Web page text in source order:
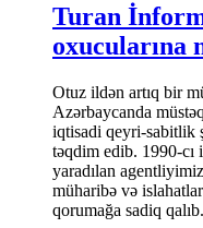
Turan
oxucularına
Otuz ildən artıq bir
Azərbaycanda
iqtisadi qeyri-sabitlik
təqdim edib. 1990-cı
yaradılan
müharibə və
qorumağa sadiq qalıb.